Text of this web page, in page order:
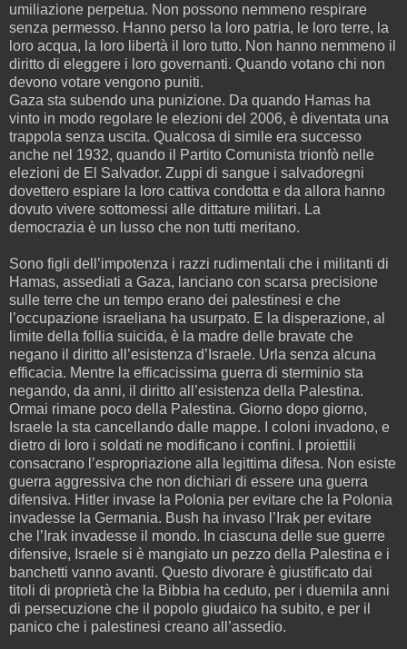
umiliazione perpetua. Non possono nemmeno respirare
senza permesso. Hanno perso la loro patria, le loro terre, la
loro acqua, la loro libertà il loro tutto. Non hanno nemmeno il
diritto di eleggere i loro governanti. Quando votano chi non
devono votare vengono puniti.
Gaza sta subendo una punizione. Da quando Hamas ha
vinto in modo regolare le elezioni del 2006, è diventata una
trappola senza uscita. Qualcosa di simile era successo
anche nel 1932, quando il Partito Comunista trionfò nelle
elezioni de El Salvador. Zuppi di sangue i salvadoregni
dovettero espiare la loro cattiva condotta e da allora hanno
dovuto vivere sottomessi alle dittature militari. La
democrazia è un lusso che non tutti meritano.
Sono figli dell’impotenza i razzi rudimentali che i militanti di
Hamas, assediati a Gaza, lanciano con scarsa precisione
sulle terre che un tempo erano dei palestinesi e che
l’occupazione israeliana ha usurpato. E la disperazione, al
limite della follia suicida, è la madre delle bravate che
negano il diritto all’esistenza d’Israele. Urla senza alcuna
efficacia. Mentre la efficacissima guerra di sterminio sta
negando, da anni, il diritto all’esistenza della Palestina.
Ormai rimane poco della Palestina. Giorno dopo giorno,
Israele la sta cancellando dalle mappe. I coloni invadono, e
dietro di loro i soldati ne modificano i confini. I proiettili
consacrano l’espropriazione alla legittima difesa. Non esiste
guerra aggressiva che non dichiari di essere una guerra
difensiva. Hitler invase la Polonia per evitare che la Polonia
invadesse la Germania. Bush ha invaso l’Irak per evitare
che l’Irak invadesse il mondo. In ciascuna delle sue guerre
difensive, Israele si è mangiato un pezzo della Palestina e i
banchetti vanno avanti. Questo divorare è giustificato dai
titoli di proprietà che la Bibbia ha ceduto, per i duemila anni
di persecuzione che il popolo giudaico ha subito, e per il
panico che i palestinesi creano all’assedio.